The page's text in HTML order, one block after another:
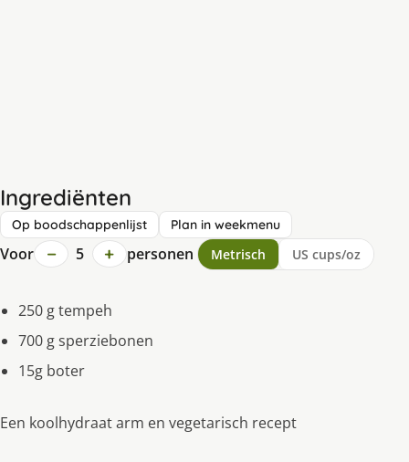
Ingrediënten
Op boodschappenlijst Plan in weekmenu
Voor − 5 + personen Metrisch US cups/oz
250 g tempeh
700 g sperziebonen
15g boter
Een koolhydraat arm en vegetarisch recept